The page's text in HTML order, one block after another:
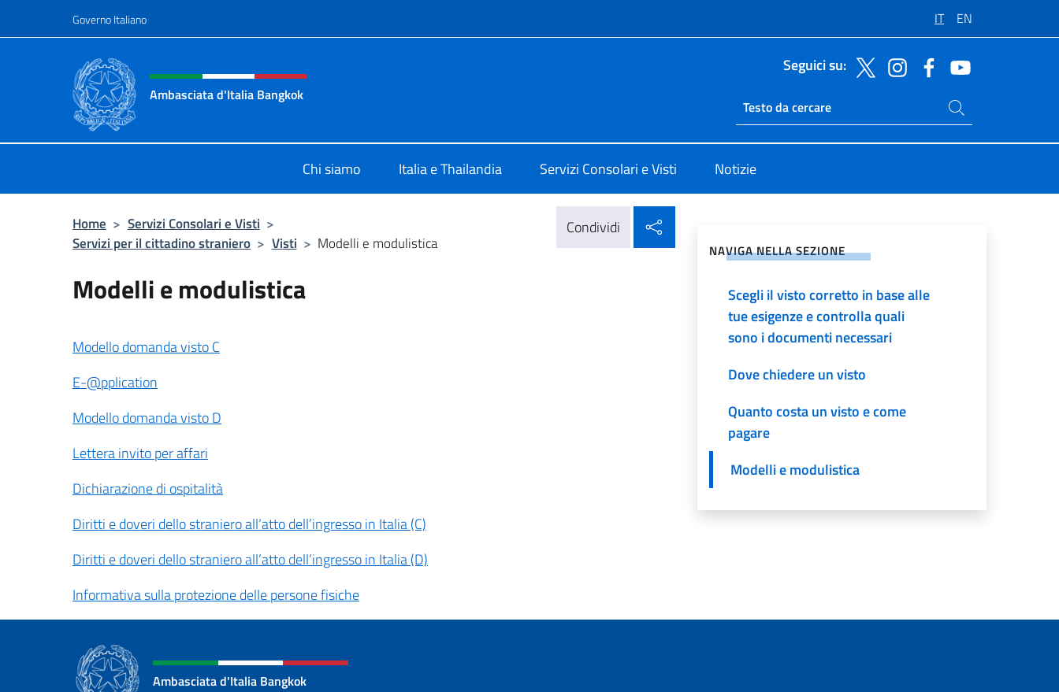
Governo Italiano IT EN
Intestazione sito, social e menù
Ambasciata d'Italia Bangkok
Seguici su:
Ricerca sito live
Cerca nel sito
Chi siamo Italia e Thailandia Servizi Consolari e Visti Notizie
Home > Servizi Consolari e Visti >
Servizi per il cittadino straniero > Visti > Modelli e modulistica
Condividi
Modelli e modulistica
Modello domanda visto C
E-@pplication
Modello domanda visto D
Lettera invito per affari
Dichiarazione di ospitalità
Diritti e doveri dello straniero all’atto dell’ingresso in Italia (C)
Diritti e doveri dello straniero all’atto dell’ingresso in Italia (D)
Informativa sulla protezione delle persone fisiche
NAVIGA NELLA SEZIONE
Scegli il visto corretto in base alle
tue esigenze e controlla quali
sono i documenti necessari
Dove chiedere un visto
Quanto costa un visto e come
pagare
Modelli e modulistica
Ambasciata d'Italia Bangkok